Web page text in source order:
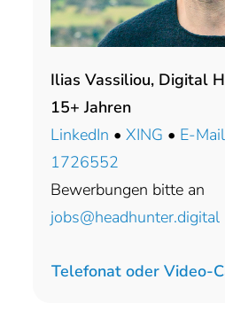
Ilias Vassiliou, Digital
15+ Jahren
LinkedIn •XING • E-Mail
1726552
Bewerbungen bitte an
jobs@headhunter.digital
Telefonat oder Video-